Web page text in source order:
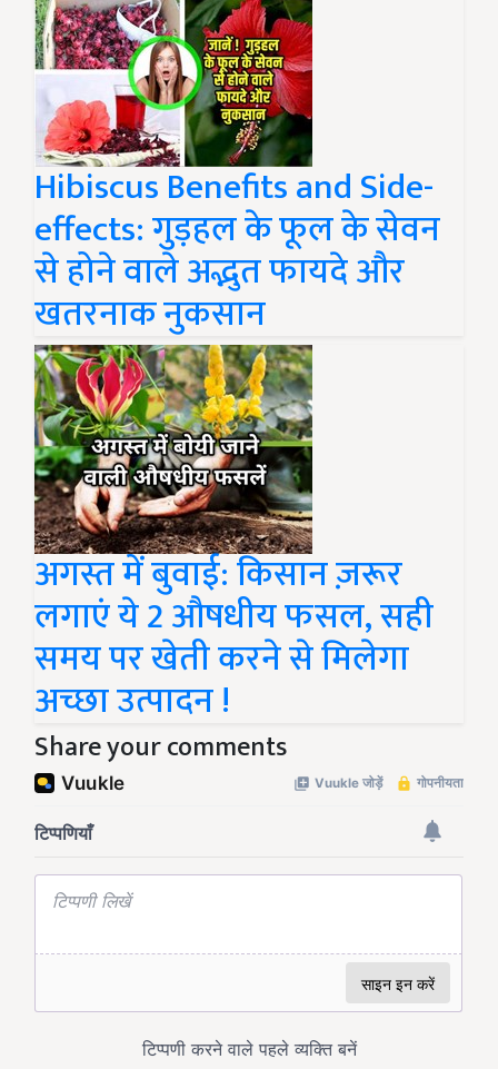
Hibiscus Benefits and Side-
effects: गुड़हल के फूल के सेवन
से होने वाले अद्भुत फायदे और
खतरनाक नुकसान
अगस्त में बुवाई: किसान ज़रूर
लगाएं ये 2 औषधीय फसल, सही
समय पर खेती करने से मिलेगा
अच्छा उत्पादन !
Share your comments